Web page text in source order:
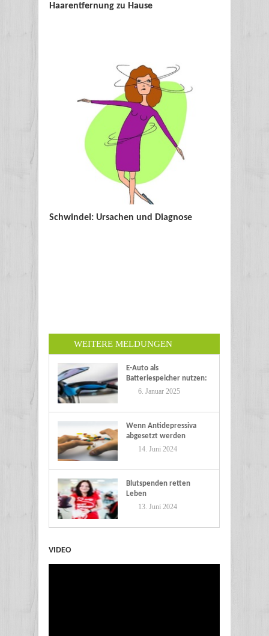
Haarentfernung zu Hause
Schwindel: Ursachen und Diagnose
WEITERE MELDUNGEN
E-Auto als
Batteriespeicher nutzen:
Eine nachhaltige Zukunft
6. Januar 2025
Wenn Antidepressiva
abgesetzt werden
14. Juni 2024
Blutspenden retten
Leben
13. Juni 2024
VIDEO